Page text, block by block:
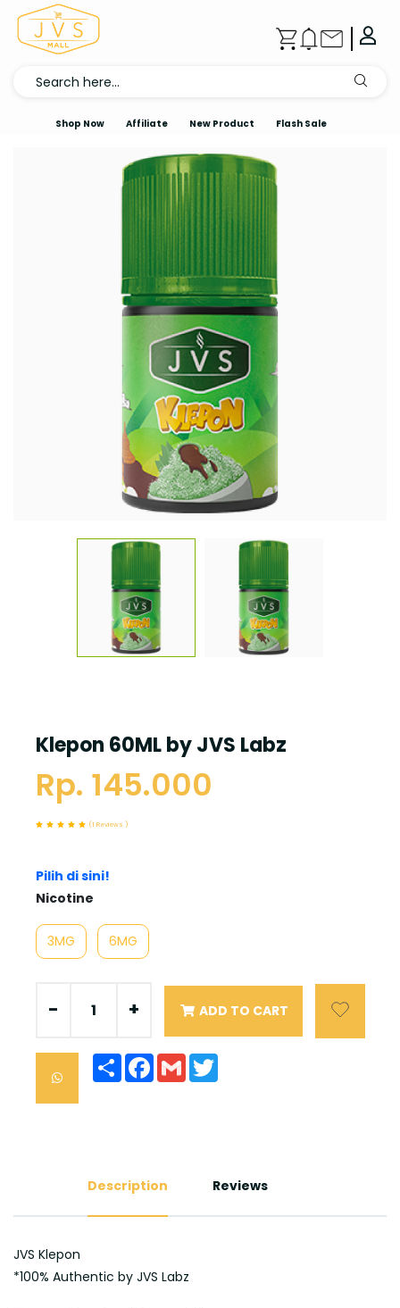
Shop Now Affiliate New Product Flash Sale
Klepon 60ML by JVS Labz
Rp. 145.000
(1 Reviews )
Pilih di sini!
Nicotine
3MG 6MG
- + ADD TO CART
Share Facebook
Gmail
Description Reviews
JVS Klepon
*100% Authentic by JVS Labz